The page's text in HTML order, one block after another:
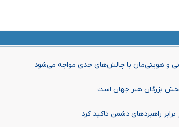
و هویتی‌مان با چالش‌های جدی مواجه می‌شود
بزرگان هنر جهان است
راهبردهای دشمن تاکید کرد